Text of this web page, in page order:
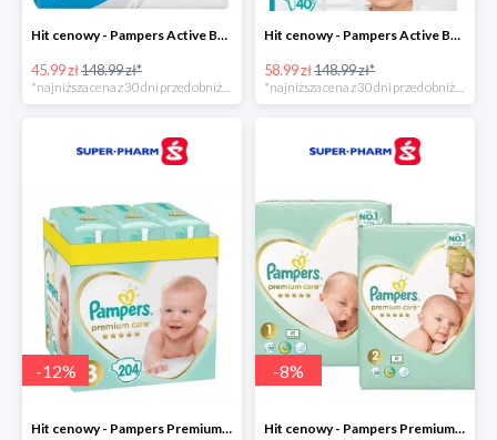
Hit cenowy - Pampers Active Baby 6
45.99 zł148.99 zł*
*najniższa cena z 30 dni przed obniżką
Hit cenowy - Pampers Active Baby 7
58.99 zł148.99 zł*
*najniższa cena z 30 dni przed obniżką
-12%
Hit cenowy - Pampers Premium Care 3
-8%
Hit cenowy - Pampers Premium Care 1+2